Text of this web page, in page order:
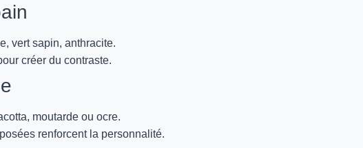
vert sapin, anthracite.
créer du contraste.
moutarde ou ocre.
renforcent la personnalité.